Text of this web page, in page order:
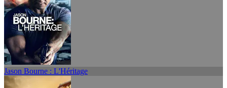
Jason Bourne : L'Héritage